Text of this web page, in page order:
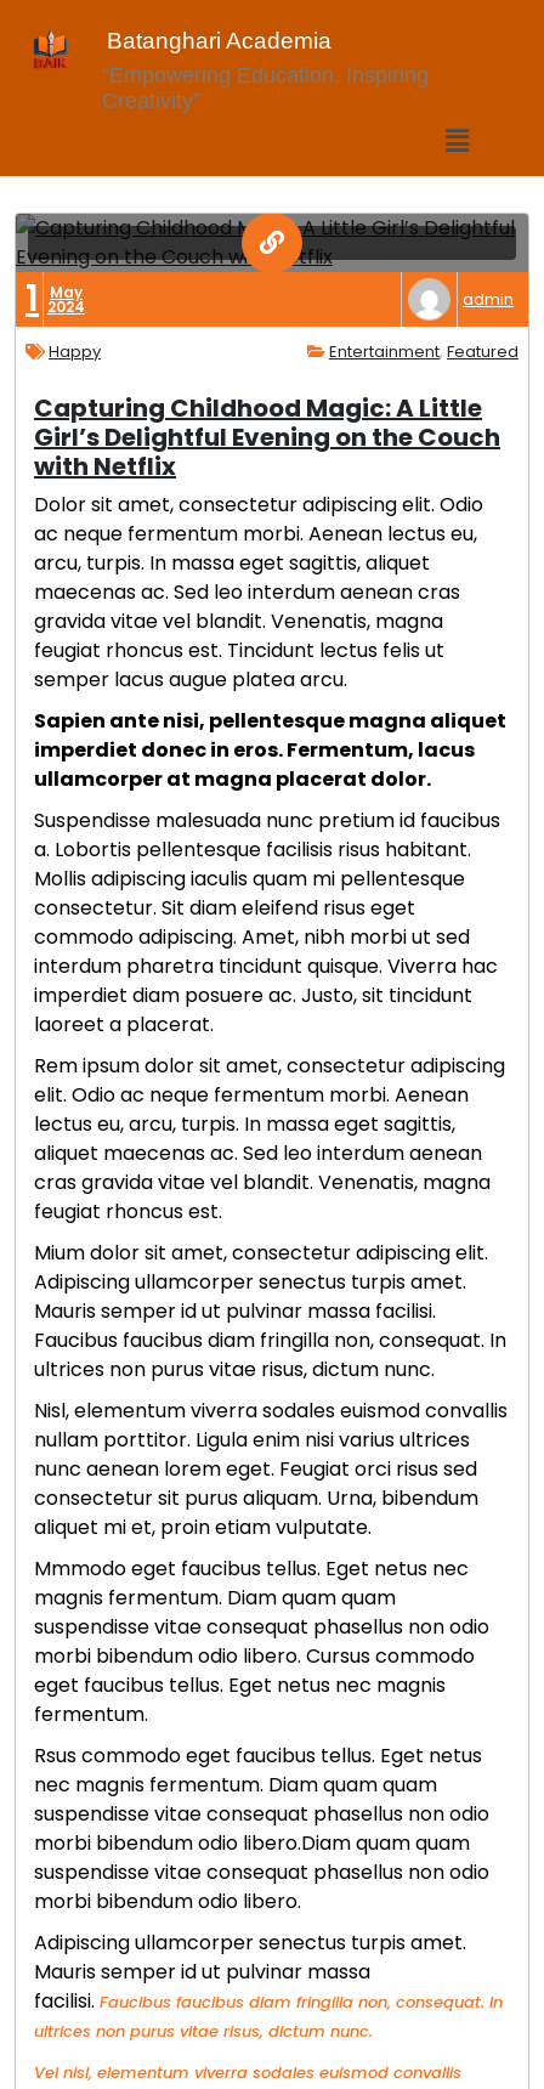
Batanghari Academia
“Empowering Education, Inspiring
Creativity”
1 May
2024 admin
Happy Entertainment, Featured
Capturing Childhood Magic: A Little
Girl’s Delightful Evening on the Couch
with Netflix
Dolor sit amet, consectetur adipiscing elit. Odio
ac neque fermentum morbi. Aenean lectus eu,
arcu, turpis. In massa eget sagittis, aliquet
maecenas ac. Sed leo interdum aenean cras
gravida vitae vel blandit. Venenatis, magna
feugiat rhoncus est. Tincidunt lectus felis ut
semper lacus augue platea arcu.
Sapien ante nisi, pellentesque magna aliquet
imperdiet donec in eros. Fermentum, lacus
ullamcorper at magna placerat dolor.
Suspendisse malesuada nunc pretium id faucibus
a. Lobortis pellentesque facilisis risus habitant.
Mollis adipiscing iaculis quam mi pellentesque
consectetur. Sit diam eleifend risus eget
commodo adipiscing. Amet, nibh morbi ut sed
interdum pharetra tincidunt quisque. Viverra hac
imperdiet diam posuere ac. Justo, sit tincidunt
laoreet a placerat.
Rem ipsum dolor sit amet, consectetur adipiscing
elit. Odio ac neque fermentum morbi. Aenean
lectus eu, arcu, turpis. In massa eget sagittis,
aliquet maecenas ac. Sed leo interdum aenean
cras gravida vitae vel blandit. Venenatis, magna
feugiat rhoncus est.
Mium dolor sit amet, consectetur adipiscing elit.
Adipiscing ullamcorper senectus turpis amet.
Mauris semper id ut pulvinar massa facilisi.
Faucibus faucibus diam fringilla non, consequat. In
ultrices non purus vitae risus, dictum nunc.
Nisl, elementum viverra sodales euismod convallis
nullam porttitor. Ligula enim nisi varius ultrices
nunc aenean lorem eget. Feugiat orci risus sed
consectetur sit purus aliquam. Urna, bibendum
aliquet mi et, proin etiam vulputate.
Mmmodo eget faucibus tellus. Eget netus nec
magnis fermentum. Diam quam quam
suspendisse vitae consequat phasellus non odio
morbi bibendum odio libero. Cursus commodo
eget faucibus tellus. Eget netus nec magnis
fermentum.
Rsus commodo eget faucibus tellus. Eget netus
nec magnis fermentum. Diam quam quam
suspendisse vitae consequat phasellus non odio
morbi bibendum odio libero.Diam quam quam
suspendisse vitae consequat phasellus non odio
morbi bibendum odio libero.
Adipiscing ullamcorper senectus turpis amet.
Mauris semper id ut pulvinar massa
facilisi. Faucibus faucibus diam fringilla non, consequat. In
ultrices non purus vitae risus, dictum nunc.
Vel nisl, elementum viverra sodales euismod convallis